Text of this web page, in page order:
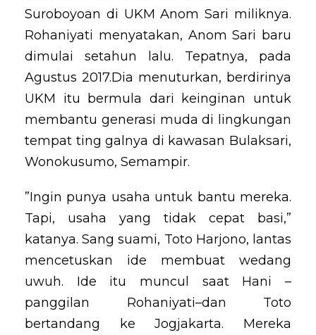
Suroboyoan di UKM Anom Sari miliknya.
Rohaniyati menyatakan, Anom Sari baru
dimulai setahun lalu. Tepatnya, pada
Agustus 2017.Dia menuturkan, berdirinya
UKM itu bermula dari keinginan untuk
membantu generasi muda di lingkungan
tempat ting galnya di kawasan Bulaksari,
Wonokusumo, Semampir.
”Ingin punya usaha untuk bantu mereka.
Tapi, usaha yang tidak cepat basi,”
katanya. Sang suami, Toto Harjono, lantas
mencetuskan ide membuat wedang
uwuh. Ide itu muncul saat Hani –
panggilan Rohaniyati–dan Toto
bertandang ke Jogjakarta. Mereka